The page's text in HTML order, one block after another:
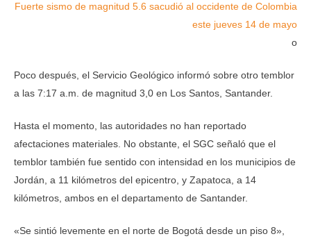
Fuerte sismo de magnitud 5.6 sacudió al occidente de Colombia
este jueves 14 de mayo
o
Poco después, el Servicio Geológico informó sobre otro temblor
a las 7:17 a.m. de magnitud 3,0 en Los Santos, Santander.
Hasta el momento, las autoridades no han reportado
afectaciones materiales. No obstante, el SGC señaló que el
temblor también fue sentido con intensidad en los municipios de
Jordán, a 11 kilómetros del epicentro, y Zapatoca, a 14
kilómetros, ambos en el departamento de Santander.
«Se sintió levemente en el norte de Bogotá desde un piso 8»,